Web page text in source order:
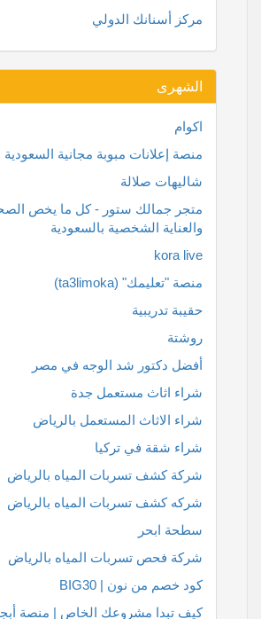
مركز أسنانك الدولي
الشهرى
اكوام
منصة إعلانات مبوبة مجانية السعودية
شاليهات صلالة
متجر جمالك ستور - كل ما يخص الصحة
والعناية الشخصية بالسعودية
kora live
منصة "تعليمك" (ta3limoka)
حقيبة تدريبية
روشتة
أفضل دكتور شد الوجه في مصر
شراء اثاث مستعمل جدة
شراء الاثاث المستعمل بالرياض
شراء شقة في تركيا
شركة كشف تسربات المياه بالرياض
شركه كشف تسربات المياه بالرياض
سطحة ابحر
شركة فحص تسربات المياه بالرياض
كود خصم من نون | BIG30
كيف تبدا مشروعك الخاص | منصة أبجد